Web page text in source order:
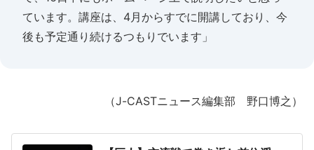
ています。講座は、4月からすでに開講しており、今
後も予定通り続けるつもりでいます」
（J-CASTニュース編集部 野口博之）